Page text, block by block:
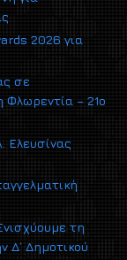
2026 για
σε
Φλωρεντία – 21ο
Ελευσίνας
τη
Δ΄ Δημοτικού